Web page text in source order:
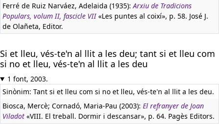
Ferré de Ruiz Narváez, Adelaida (1935):Arxiu de Tradicions
Populars, volum II, fascicle VII«Les puntes al coixí», p. 58. José J.
de Olañeta, Editor.
Si et lleu, vés-te'n al llit a les deu; tant si et lleu com
si no et lleu, vés-te'n al llit a les deu
1 font, 2003.
Sinònim: Tant si et lleu com si no et lleu, vés-te'n al llit a les deu.
Biosca, Mercè; Cornadó, Maria-Pau (2003): El refranyer de Joan
Viladot «VIII. El treball. Dormir i descansar», p. 64. Pagès Editors.